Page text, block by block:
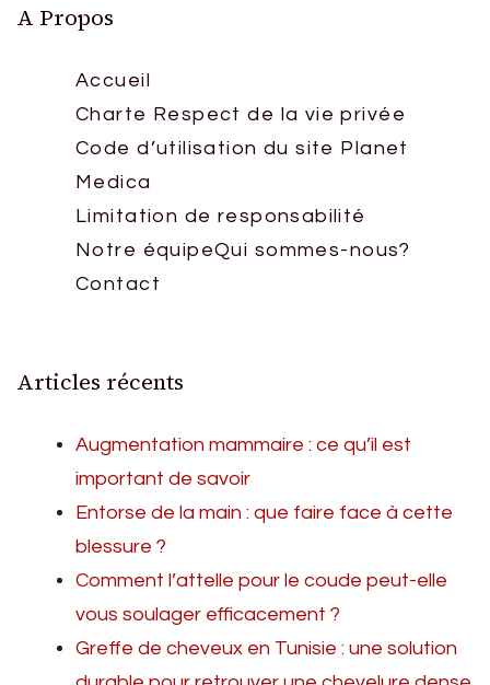
A Propos
Accueil
Charte Respect de la vie privée
Code d’utilisation du site Planet
Medica
Limitation de responsabilité
Notre équipeQui sommes-nous?
Contact
Articles récents
Augmentation mammaire : ce qu’il est
important de savoir
Entorse de la main : que faire face à cette
blessure ?
Comment l’attelle pour le coude peut-elle
vous soulager efficacement ?
Greffe de cheveux en Tunisie : une solution